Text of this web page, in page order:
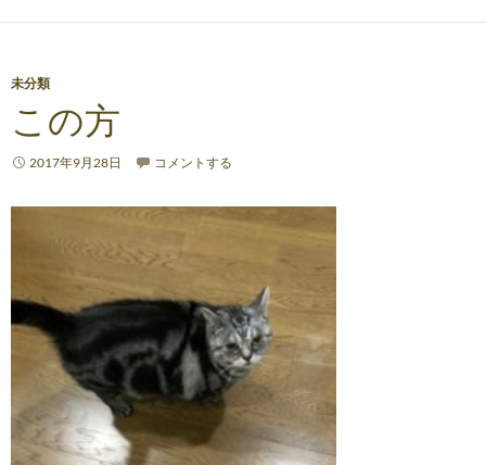
未分類
この方
2017年9月28日 コメントする